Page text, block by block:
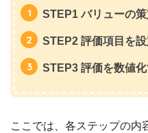
STEP1 バリューの策
STEP2 評価項目を
STEP3 評価を数値
ここでは、各ステップの内